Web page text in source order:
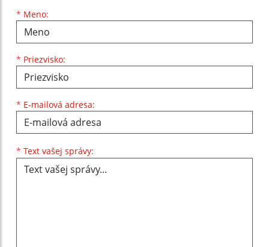
* Meno:
Meno
* Priezvisko:
Priezvisko
* E-mailová adresa:
E-mailová adresa
* Text vašej správy: